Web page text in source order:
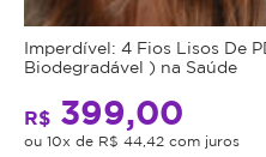
Imperdível: 4 Fios Lisos De
Biodegradável ) na Saúde
R$ 399,00
ou 10x de R$ 44,42 com juros